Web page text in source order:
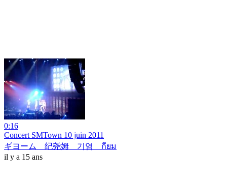
0:16
Concert SMTown 10 juin 2011
ギヨーム 纪尧姆 기염 กียม
il y a 15 ans